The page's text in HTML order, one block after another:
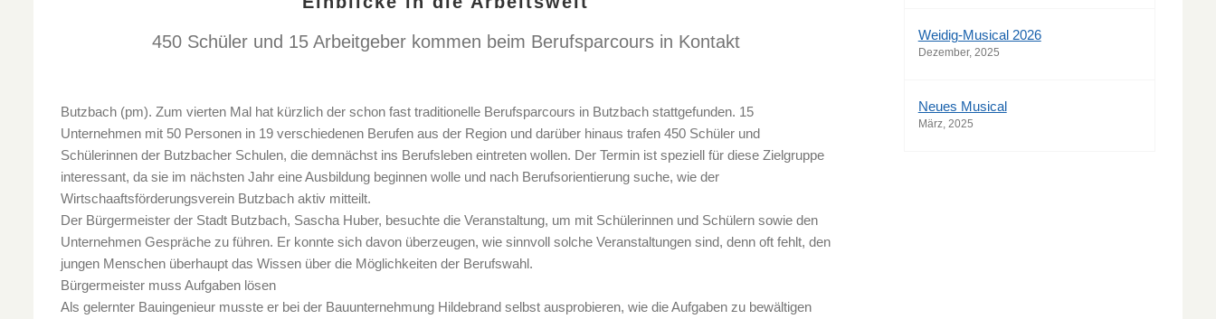
450 Schüler und 15 Arbeitgeber kommen beim Berufsparcours in Kontakt
Butzbach (pm). Zum vierten Mal hat kürzlich der schon fast traditionelle Berufsparcours in Butzbach stattgefunden. 15
Unternehmen mit 50 Personen in 19 verschiedenen Berufen aus der Region und darüber hinaus trafen 450 Schüler und
Schülerinnen der Butzbacher Schulen, die demnächst ins Berufsleben eintreten wollen. Der Termin ist speziell für diese Zielgruppe
interessant, da sie im nächsten Jahr eine Ausbildung beginnen wolle und nach Berufsorientierung suche, wie der
Wirtschaaftsförderungsverein Butzbach aktiv mitteilt.
Der Bürgermeister der Stadt Butzbach, Sascha Huber, besuchte die Veranstaltung, um mit Schülerinnen und Schülern sowie den
Unternehmen Gespräche zu führen. Er konnte sich davon überzeugen, wie sinnvoll solche Veranstaltungen sind, denn oft fehlt, den
jungen Menschen überhaupt das Wissen über die Möglichkeiten der Berufswahl.
Bürgermeister muss Aufgaben lösen
Als gelernter Bauingenieur musste er bei der Bauunternehmung Hildebrand selbst ausprobieren, wie die Aufgaben zu bewältigen
Weidig-Musical 2026
Dezember, 2025
Neues Musical
März, 2025